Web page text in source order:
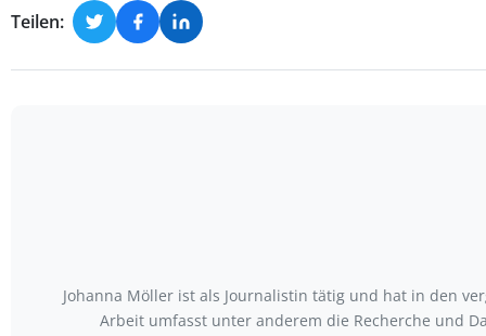
Teilen:
Johanna Möller ist als Journalistin tätig und hat in den
Arbeit umfasst unter anderem die Recherche und